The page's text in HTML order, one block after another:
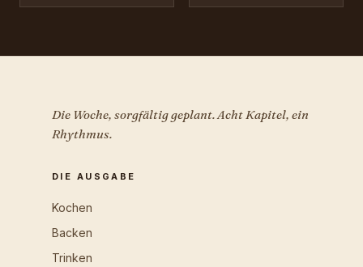
Die Woche, sorgfältig geplant. Acht Kapitel, ein
Rhythmus.
DIE AUSGABE
Kochen
Backen
Trinken